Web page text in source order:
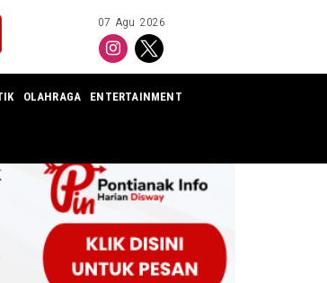
07 Agu 2026
OLAHRAGA ENTERTAINMENT